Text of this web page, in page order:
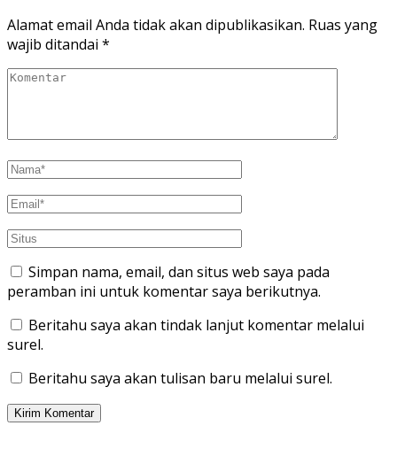
Alamat email Anda tidak akan dipublikasikan. Ruas yang
wajib ditandai *
Simpan nama, email, dan situs web saya pada
peramban ini untuk komentar saya berikutnya.
Beritahu saya akan tindak lanjut komentar melalui
surel.
Beritahu saya akan tulisan baru melalui surel.